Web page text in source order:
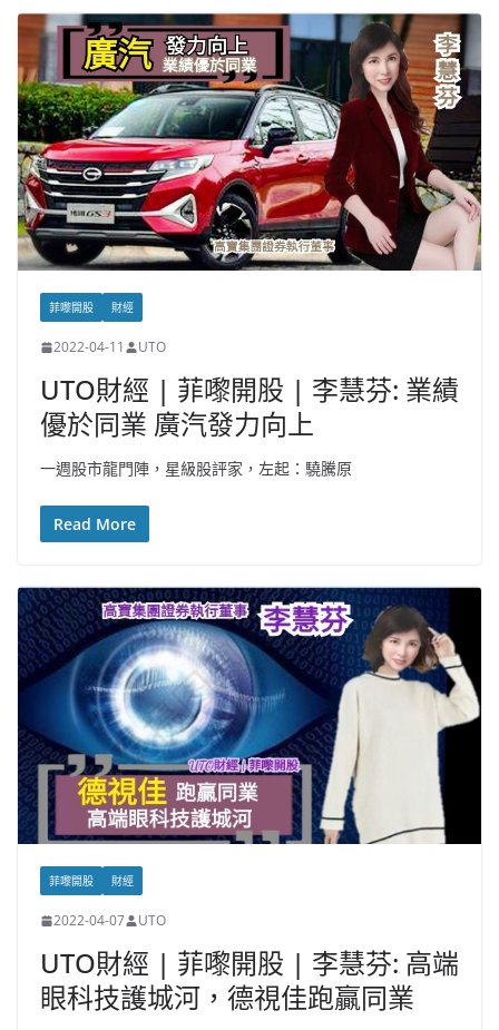
菲嚟開股 財經
2022-04-11 UTO
UTO財經 | 菲嚟開股 | 李慧芬: 業績
優於同業 廣汽發力向上
一週股市龍門陣，星級股評家，左起：驍騰原
Read More
菲嚟開股 財經
2022-04-07 UTO
UTO財經 | 菲嚟開股 | 李慧芬: 高端
眼科技護城河，德視佳跑贏同業